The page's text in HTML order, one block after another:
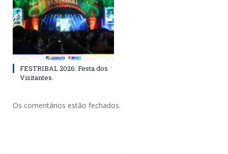
FESTRIBAL 2026: Festa dos
Visitantes.
Os comentários estão fechados.